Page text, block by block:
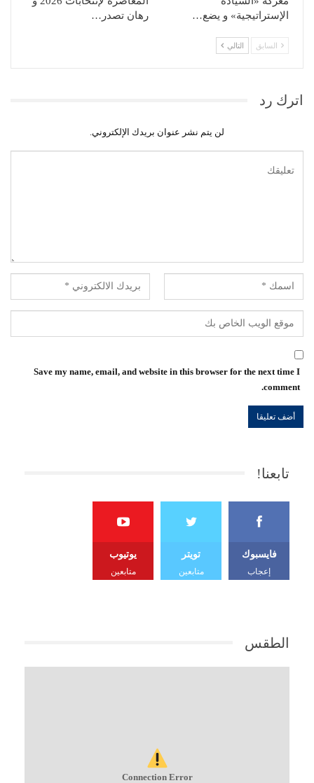
الإستراتيجية» و يضع…
رهان تصدر…
السابق التالي
اترك رد
لن يتم نشر عنوان بريدك الإلكتروني.
Save my name, email, and website in this browser for the next time I
comment.
تابعنا!
فايسبوك
إعجاب
تويتر
متابعين
يوتيوب
متابعين
الطقس
Connection Error